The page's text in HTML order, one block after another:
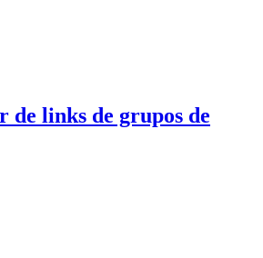
de links de grupos de